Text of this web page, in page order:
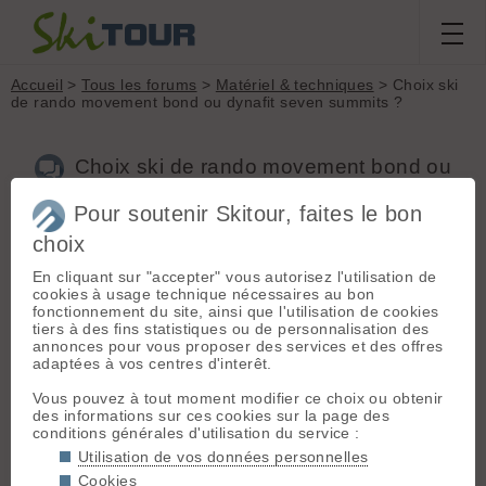
Accueil >Tous les forums > Matériel & techniques > Choix ski
de rando movement bond ou dynafit seven summits ?
Choix ski de rando movement bond ou
J
JeanBM[7posts] - Le 22/11/2014 22:58
Bonjour,
Je fais 1.81m pour 61kg, je suis un skieur de rando
je suis assez bon skieur sur piste.
Pour la rando, j'ai des vieux Dynastar Altitrail Wide
(75 au patin), qui ont 10 ans commencent à fatiguer et que je
dois changer...
Pour soutenir Skitour, faites le bon
choix
En cliquant sur "accepter" vous autorisez l'utilisation de
cookies à usage technique nécessaires au bon
fonctionnement du site, ainsi que l'utilisation de cookies
tiers à des fins statistiques ou de personnalisation des
annonces pour vous proposer des services et des offres
adaptées à vos centres d'interêt.
Vous pouvez à tout moment modifier ce choix ou obtenir
des informations sur ces cookies sur la page des
conditions générales d'utilisation du service :
Utilisation de vos données personnelles
Cookies